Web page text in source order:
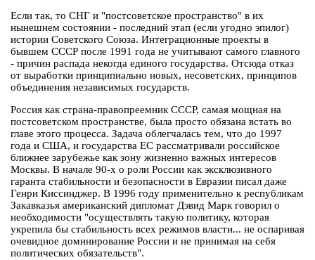
Если так, то СНГ и "постсоветское пространство" в их
нынешнем состоянии - последний этап (если угодно эпилог)
истории Советского Союза. Интеграционные проекты в
бывшем СССР после 1991 года не учитывают самого главного
- причин распада некогда единого государства. Отсюда отказ
от выработки принципиально новых, несоветских, принципов
объединения независимых государств.
Россия как страна-правопреемник СССР, самая мощная на
постсоветском пространстве, была просто обязана встать во
главе этого процесса. Задача облегчалась тем, что до 1997
года и США, и государства ЕС рассматривали российское
ближнее зарубежье как зону жизненно важных интересов
Москвы. В начале 90-х о роли России как эксклюзивного
гаранта стабильности и безопасности в Евразии писал даже
Генри Киссинджер. В 1996 году применительно к республикам
Закавказья американский дипломат Дэвид Марк говорил о
необходимости "осуществлять такую политику, которая
укрепила бы стабильность всех режимов власти... не оспаривая
очевидное доминирование России и не принимая на себя
политических обязательств".